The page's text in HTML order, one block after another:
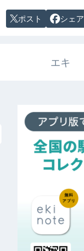
ポスト シェア
エキ